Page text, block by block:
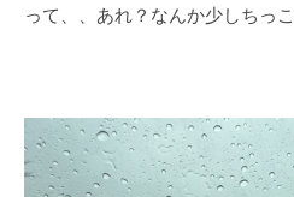
って、、あれ？なんか少しちっ